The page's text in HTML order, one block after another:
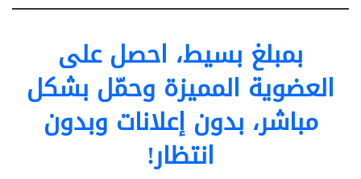
بمبلغ بسيط، احصل على
العضوية المميزة وحمّل بشكل
مباشر، بدون إعلانات وبدون
انتظار!